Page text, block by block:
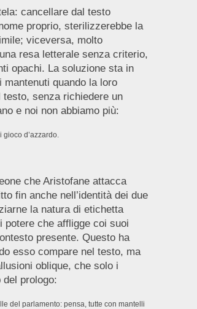
cancellare dal testo
proprio, sterilizzerebbe la
viceversa, molto
resa letterale senza criterio,
opachi. La soluzione sta in
quando la loro
senza richiedere un
e noi non abbiamo più:
d’azzardo.
che Aristofane attacca
fin anche nell’identità dei due
la natura di etichetta
potere che affligge coi suoi
presente. Questo ha
esso compare nel testo, ma
oblique, che solo i
prologo:
del parlamento: pensa, tutte con mantelli